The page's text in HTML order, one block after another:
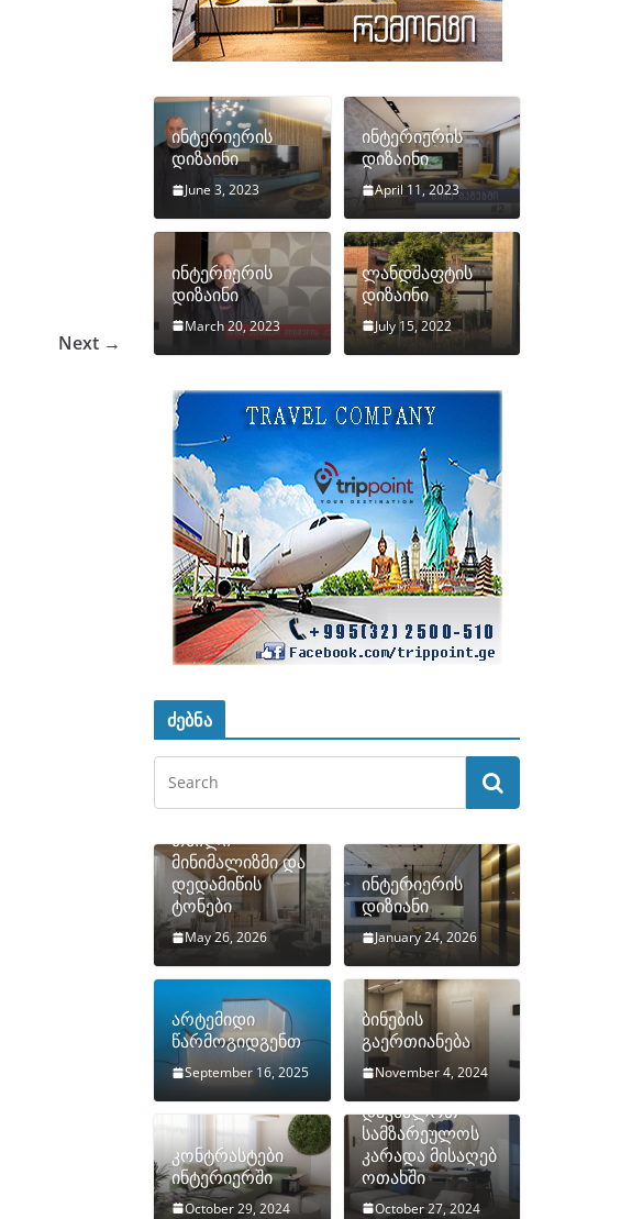
Next →
ინტერიერის
დიზაინი
June 3, 2023
ინტერიერის
დიზაინი
April 11, 2023
ინტერიერის
დიზაინი
March 20, 2023
ლანდშაფტის
დიზაინი
July 15, 2022
ძებნა
თბილი
მინიმალიზმი და
დედამიწის
ტონები
May 26, 2026
ინტერიერის
დიზიანი
January 24, 2026
არტემიდი
წარმოგიდგენთ
September 16, 2025
ბინების
გაერთიანება
November 4, 2024
კონტრასტები
ინტერიერში
October 29, 2024
როგორ
დავმალოთ
სამზარეულოს
კარადა მისაღებ
ოთახში
October 27, 2024